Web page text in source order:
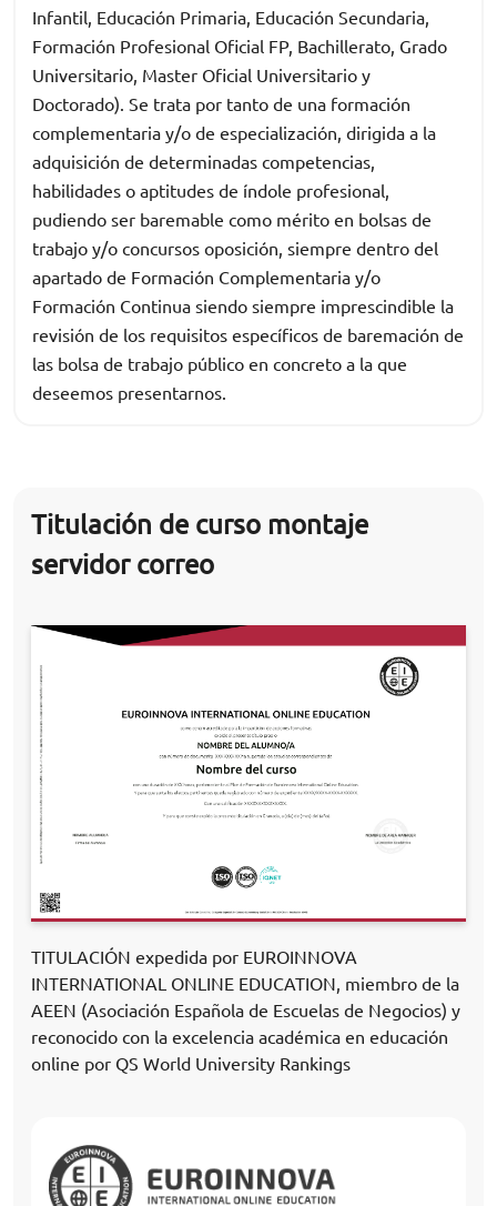
Infantil, Educación Primaria, Educación Secundaria,
Formación Profesional Oficial FP, Bachillerato, Grado
Universitario, Master Oficial Universitario y
Doctorado). Se trata por tanto de una formación
complementaria y/o de especialización, dirigida a la
adquisición de determinadas competencias,
habilidades o aptitudes de índole profesional,
pudiendo ser baremable como mérito en bolsas de
trabajo y/o concursos oposición, siempre dentro del
apartado de Formación Complementaria y/o
Formación Continua siendo siempre imprescindible la
revisión de los requisitos específicos de baremación de
las bolsa de trabajo público en concreto a la que
deseemos presentarnos.
Titulación de curso montaje
servidor correo
TITULACIÓN expedida por EUROINNOVA
INTERNATIONAL ONLINE EDUCATION, miembro de la
AEEN (Asociación Española de Escuelas de Negocios) y
reconocido con la excelencia académica en educación
online por QS World University Rankings